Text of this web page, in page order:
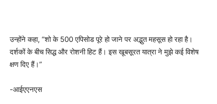
उन्होंने कहा, “शो के 500 एपिसोड पूरे हो जाने पर अद्भुत महसूस हो रहा है।
दर्शकों के बीच सिद्ध और रोशनी हिट हैं। इस खूबसूरत यात्रा ने मुझे कई विशेष
क्षण दिए हैं।”
-आईएएनएस